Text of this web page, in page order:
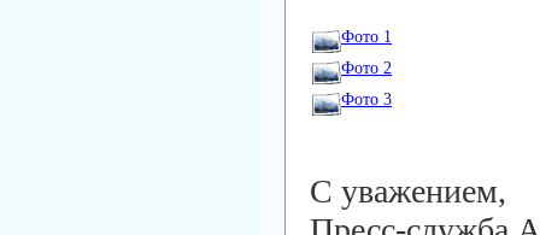
Фото 1
Фото 2
Фото 3
С уважением,